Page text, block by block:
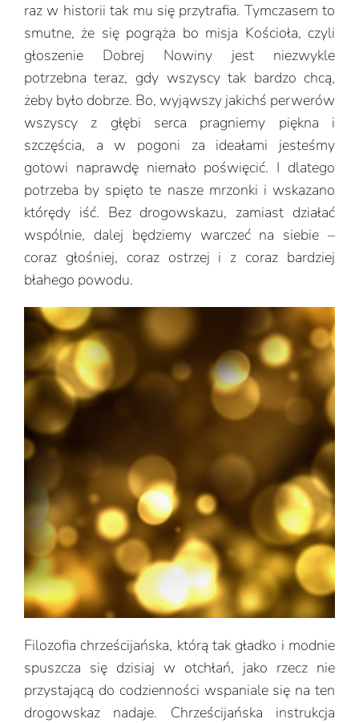
raz w historii tak mu się przytrafia. Tymczasem to
smutne, że się pogrąża bo misja Kościoła, czyli
głoszenie Dobrej Nowiny jest niezwykle
potrzebna teraz, gdy wszyscy tak bardzo chcą,
żeby było dobrze. Bo, wyjąwszy jakichś perwerów
wszyscy z głębi serca pragniemy piękna i
szczęścia, a w pogoni za ideałami jesteśmy
gotowi naprawdę niemało poświęcić. I dlatego
potrzeba by spięto te nasze mrzonki i wskazano
którędy iść. Bez drogowskazu, zamiast działać
wspólnie, dalej będziemy warczeć na siebie –
coraz głośniej, coraz ostrzej i z coraz bardziej
błahego powodu.
Filozofia chrześcijańska, którą tak gładko i modnie
spuszcza się dzisiaj w otchłań, jako rzecz nie
przystającą do codzienności wspaniale się na ten
drogowskaz nadaje. Chrześcijańska instrukcja